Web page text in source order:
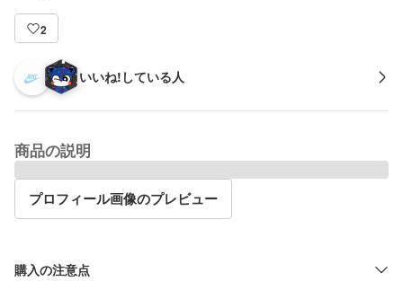
2
いいね!している人
商品の説明
プロフィール画像のプレビュー
購入の注意点